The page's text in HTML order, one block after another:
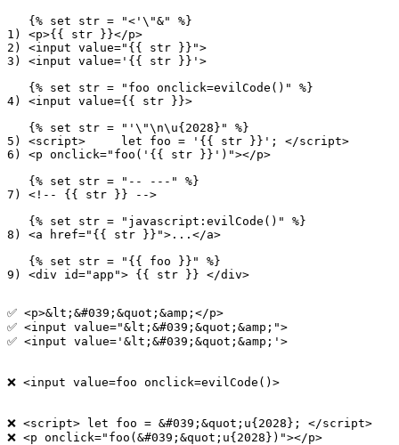
   {% set str = "<'\"&" %}
1) <p>{{ str }}</p>
2) <input value="{{ str }}">
3) <input value='{{ str }}'>
   {% set str = "foo onclick=evilCode()" %}
4) <input value={{ str }}>
   {% set str = "'\"\n\u{2028}" %}
5) <script>	let foo = '{{ str }}'; </script>
6) <p onclick="foo('{{ str }}')"></p>
   {% set str = "-- ---" %}
7) <!-- {{ str }} -->
   {% set str = "javascript:evilCode()" %}
8) <a href="{{ str }}">...</a>
   {% set str = "{{ foo }}" %}
✅ <p>&lt;&#039;&quot;&amp;</p>
✅ <input value="&lt;&#039;&quot;&amp;">
✅ <input value='&lt;&#039;&quot;&amp;'>
❌ <input value=foo onclick=evilCode()>
❌ <script> let foo = &#039;&quot;u{2028}; </script>
❌ <p onclick="foo(&#039;&quot;u{2028})"></p>